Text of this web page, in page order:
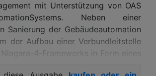
mit Unterstützung von OAS
Neben einer
Sanierung der Gebäudeautomation
der Aufbau einer Verbundleitstelle
4-Frameworks in Form eines